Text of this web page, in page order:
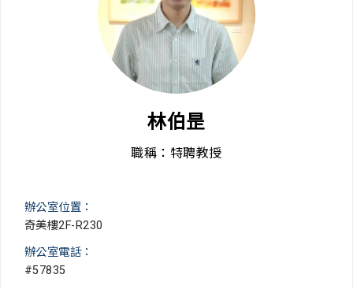
林伯昰
職稱：特聘教授
辦公室位置：
奇美樓2F-R230
辦公室電話：
#57835